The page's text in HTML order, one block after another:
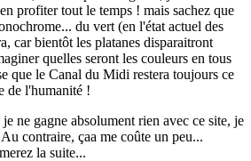
profiter tout le temps ! mais sachez que
du vert (en l'état actuel des
car bientôt les platanes disparaitront
quelles seront les couleurs en tous
que le Canal du Midi restera toujours ce
de l'humanité !
ne gagne absolument rien avec ce site, je
contraire, çaa me coûte un peu...
la suite...